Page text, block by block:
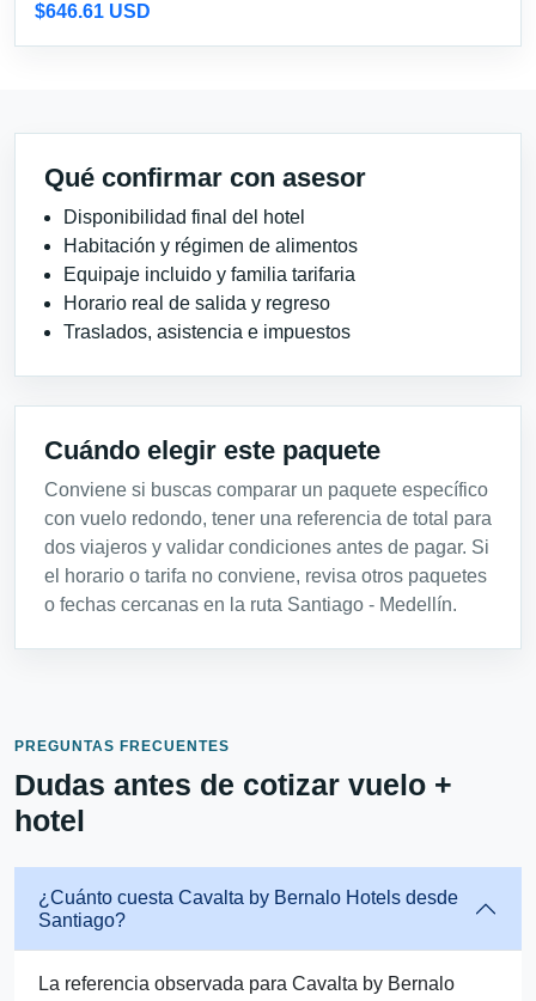
$646.61 USD
Qué confirmar con asesor
Disponibilidad final del hotel
Habitación y régimen de alimentos
Equipaje incluido y familia tarifaria
Horario real de salida y regreso
Traslados, asistencia e impuestos
Cuándo elegir este paquete
Conviene si buscas comparar un paquete específico
con vuelo redondo, tener una referencia de total para
dos viajeros y validar condiciones antes de pagar. Si
el horario o tarifa no conviene, revisa otros paquetes
o fechas cercanas en la ruta Santiago - Medellín.
PREGUNTAS FRECUENTES
Dudas antes de cotizar vuelo +
hotel
¿Cuánto cuesta Cavalta by Bernalo Hotels desde
Santiago?
La referencia observada para Cavalta by Bernalo